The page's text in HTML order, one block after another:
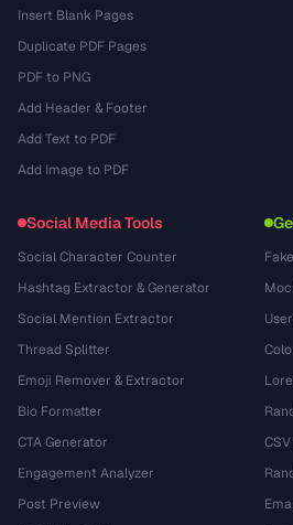
Insert Blank Pages
Duplicate PDF Pages
PDF to PNG
Add Header & Footer
Add Text to PDF
Add Image to PDF
Social Media Tools
Social Character Counter
Hashtag Extractor & Generator
Social Mention Extractor
Thread Splitter
Emoji Remover & Extractor
Bio Formatter
CTA Generator
Engagement Analyzer
Post Preview